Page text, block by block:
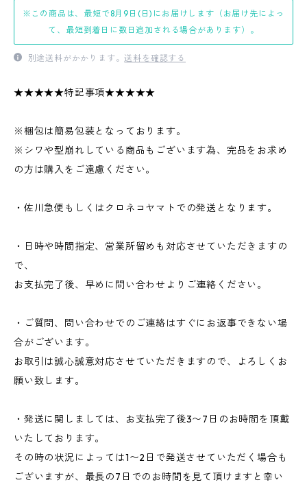
※この商品は、最短で8月9日(日)にお届けします（お届け先によっ
て、最短到着日に数日追加される場合があります）。
別途送料がかかります。送料を確認する
★★★★★特記事項★★★★★
※梱包は簡易包装となっております。
※シワや型崩れしている商品もございます為、完品をお求め
の方は購入をご遠慮ください。
・佐川急便もしくはクロネコヤマトでの発送となります。
・日時や時間指定、営業所留めも対応させていただきますの
で、
お支払完了後、早めに問い合わせよりご連絡ください。
・ご質問、問い合わせでのご連絡はすぐにお返事できない場
合がございます。
お取引は誠心誠意対応させていただきますので、よろしくお
願い致します。
・発送に関しましては、お支払完了後3〜7日のお時間を頂戴
いたしております。
その時の状況によっては1〜2日で発送させていただく場合も
ございますが、最長の7日でのお時間を見て頂けますと幸い